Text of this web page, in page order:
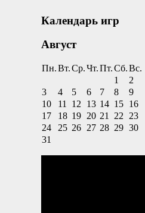
Календарь игр
Август
Пн.Вт.Ср.Чт.Пт.Сб.Вс.
1
2
3
4 5 6 7 8
9
10
11 12 13 14 15 16
17
18 19 20 21 22
23
24
25 26 27 28 29 30
31